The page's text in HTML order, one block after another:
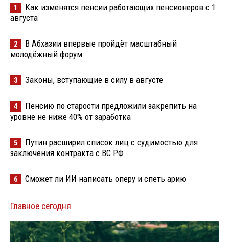
1
Как изменятся пенсии работающих пенсионеров с 1
августа
2
В Абхазии впервые пройдёт масштабный
молодёжный форум
3 Законы, вступающие в силу в августе
4
Пенсию по старости предложили закрепить на
уровне не ниже 40% от заработка
5
Путин расширил список лиц с судимостью для
заключения контракта с ВС РФ
6 Сможет ли ИИ написать оперу и спеть арию
Главное сегодня